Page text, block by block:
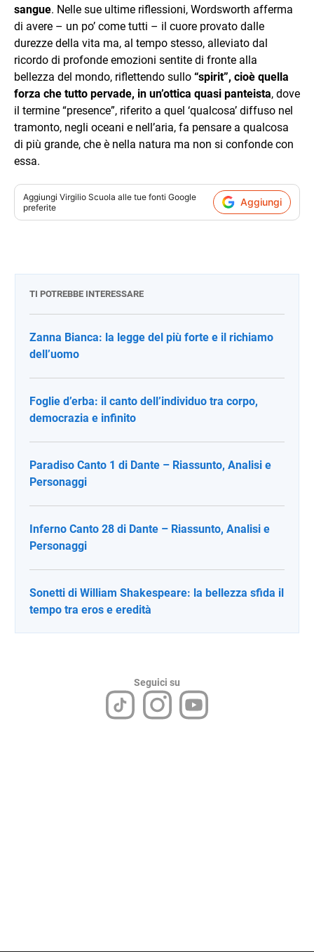
sangue. Nelle sue ultime riflessioni, Wordsworth afferma
di avere – un po’ come tutti – il cuore provato dalle
durezze della vita ma, al tempo stesso, alleviato dal
ricordo di profonde emozioni sentite di fronte alla
bellezza del mondo, riflettendo sullo “spirit”, cioè quella
forza che tutto pervade, in un’ottica quasi panteista, dove
il termine “presence”, riferito a quel ‘qualcosa’ diffuso nel
tramonto, negli oceani e nell’aria, fa pensare a qualcosa
di più grande, che è nella natura ma non si confonde con
essa.
Aggiungi Virgilio Scuola alle tue fonti Google
preferite
Aggiungi
TI POTREBBE INTERESSARE
Zanna Bianca: la legge del più forte e il richiamo
dell’uomo
Foglie d’erba: il canto dell’individuo tra corpo,
democrazia e infinito
Paradiso Canto 1 di Dante – Riassunto, Analisi e
Personaggi
Inferno Canto 28 di Dante – Riassunto, Analisi e
Personaggi
Sonetti di William Shakespeare: la bellezza sfida il
tempo tra eros e eredità
Seguici su